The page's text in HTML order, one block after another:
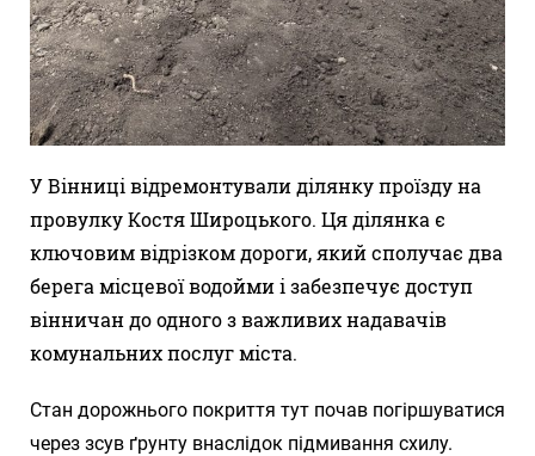
У Вінниці відремонтували ділянку проїзду на
провулку Костя Широцького. Ця ділянка є
ключовим відрізком дороги, який сполучає два
берега місцевої водойми і забезпечує доступ
вінничан до одного з важливих надавачів
комунальних послуг міста.
Стан дорожнього покриття тут почав погіршуватися
через зсув ґрунту внаслідок підмивання схилу.